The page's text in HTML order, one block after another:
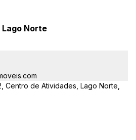
Norte
Centro de Atividades, Lago Norte,